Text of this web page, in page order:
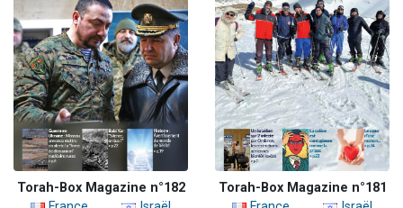
Torah-Box Magazine n°182
Torah-Box Magazine n°181